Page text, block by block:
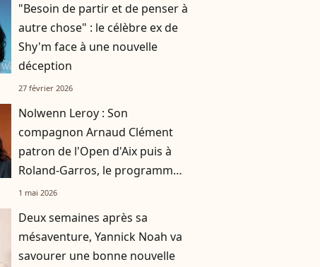
"Besoin de partir et de penser à
autre chose" : le célèbre ex de
Shy'm face à une nouvelle
déception
27 février 2026
Nolwenn Leroy : Son
compagnon Arnaud Clément
patron de l'Open d'Aix puis à
Roland-Garros, le programme
chargé du père de Marin
1 mai 2026
Deux semaines après sa
mésaventure, Yannick Noah va
savourer une bonne nouvelle